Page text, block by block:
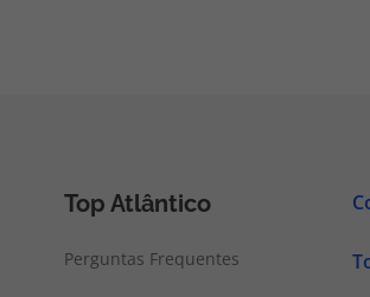
Top Atlântico
Perguntas Frequentes